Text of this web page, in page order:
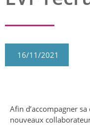
16/11/2021
Afin d’accompagner
nouveaux